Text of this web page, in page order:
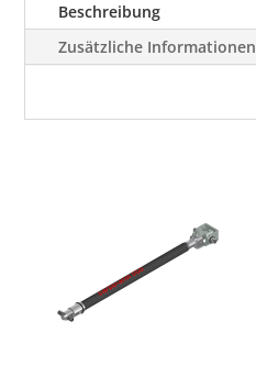
Beschreibung
Zusätzliche Informationen